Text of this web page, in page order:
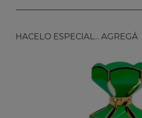
HACELO ESPECIAL... AGREGÁ